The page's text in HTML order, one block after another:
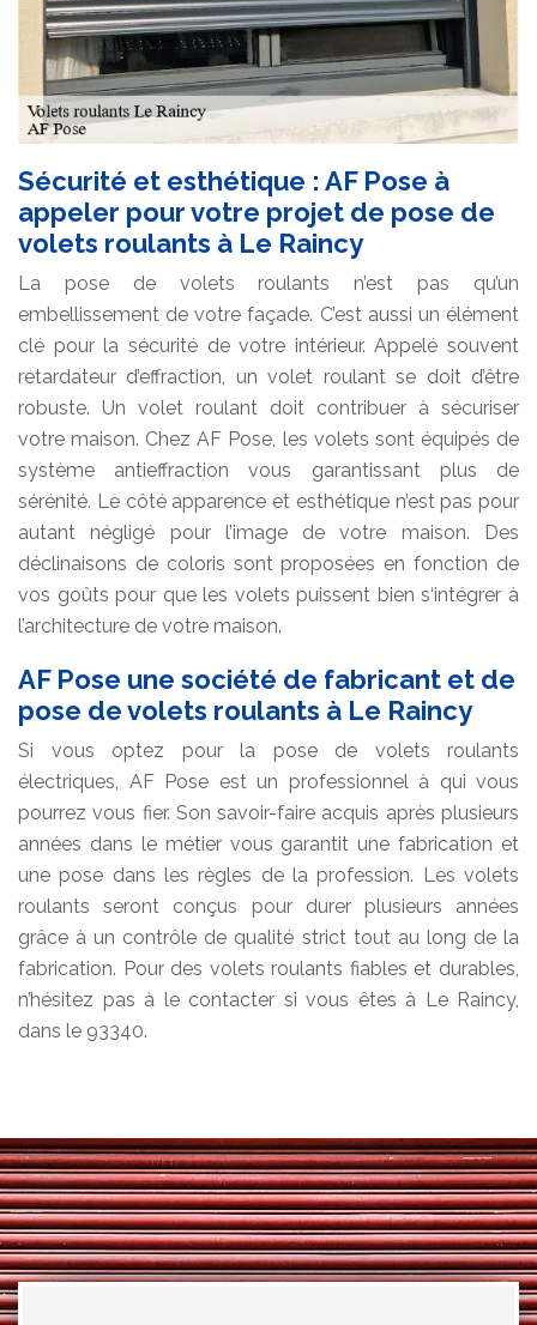
Sécurité et esthétique : AF Pose à
appeler pour votre projet de pose de
volets roulants à Le Raincy
La pose de volets roulants n’est pas qu’un
embellissement de votre façade. C’est aussi un élément
clé pour la sécurité de votre intérieur. Appelé souvent
retardateur d’effraction, un volet roulant se doit d’être
robuste. Un volet roulant doit contribuer à sécuriser
votre maison. Chez AF Pose, les volets sont équipés de
système antieffraction vous garantissant plus de
sérénité. Le côté apparence et esthétique n’est pas pour
autant négligé pour l’image de votre maison. Des
déclinaisons de coloris sont proposées en fonction de
vos goûts pour que les volets puissent bien s‘intégrer à
l’architecture de votre maison.
AF Pose une société de fabricant et de
pose de volets roulants à Le Raincy
Si vous optez pour la pose de volets roulants
électriques, AF Pose est un professionnel à qui vous
pourrez vous fier. Son savoir-faire acquis après plusieurs
années dans le métier vous garantit une fabrication et
une pose dans les règles de la profession. Les volets
roulants seront conçus pour durer plusieurs années
grâce à un contrôle de qualité strict tout au long de la
fabrication. Pour des volets roulants fiables et durables,
n’hésitez pas à le contacter si vous êtes à Le Raincy,
dans le 93340.